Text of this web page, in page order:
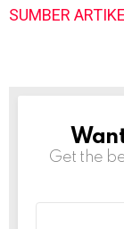
SUMBER
Get the